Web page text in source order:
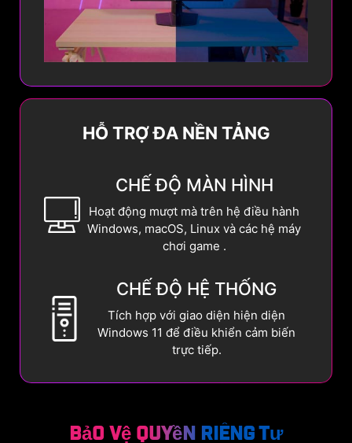
HỖ TRỢ ĐA NỀN TẢNG
CHẾ ĐỘ MÀN HÌNH
Hoạt động mượt mà trên hệ điều hành
Windows, macOS, Linux và các hệ máy
chơi game .
CHẾ ĐỘ HỆ THỐNG
Tích hợp với giao diện hiện diện
Windows 11 để điều khiển cảm biến
trực tiếp.
Bảo vệ quyền riêng tư